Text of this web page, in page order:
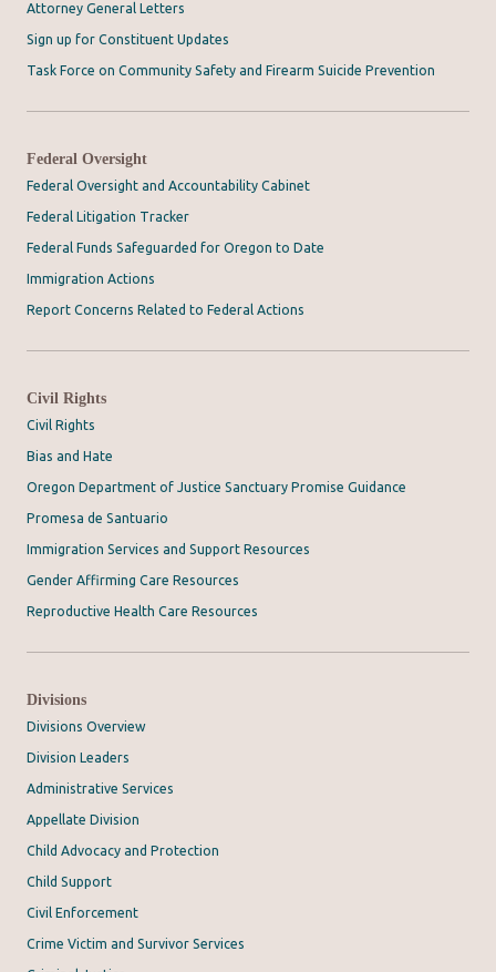
Attorney General Letters
Sign up for Constituent Updates
Task Force on Community Safety and Firearm Suicide Prevention
Federal Oversight
Federal Oversight and Accountability Cabinet
Federal Litigation Tracker
Federal Funds Safeguarded for Oregon to Date
Immigration Actions
Report Concerns Related to Federal Actions
Civil Rights
Civil Rights
Bias and Hate
Oregon Department of Justice Sanctuary Promise Guidance
Promesa de Santuario
Immigration Services and Support Resources
Gender Affirming Care Resources
Reproductive Health Care Resources
Divisions
Divisions Overview
Division Leaders
Administrative Services
Appellate Division
Child Advocacy and Protection
Child Support
Civil Enforcement
Crime Victim and Survivor Services